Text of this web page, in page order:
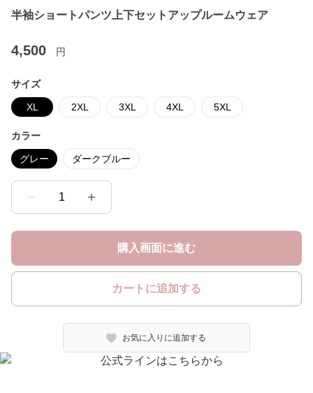
半袖ショートパンツ上下セットアップルームウェア
4,500 円
サイズ
XL 2XL 3XL 4XL 5XL
カラー
グレー ダークブルー
1
購入画面に進む
カートに追加する
お気に入りに追加する